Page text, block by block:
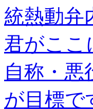
統熱動弁
君がここ
自称・悪
が目標で